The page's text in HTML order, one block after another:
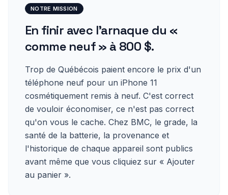
NOTRE MISSION
En finir avec l'arnaque du «
comme neuf » à 800 $.
Trop de Québécois paient encore le prix d'un
téléphone neuf pour un iPhone 11
cosmétiquement remis à neuf. C'est correct
de vouloir économiser, ce n'est pas correct
qu'on vous le cache. Chez BMC, le grade, la
santé de la batterie, la provenance et
l'historique de chaque appareil sont publics
avant même que vous cliquiez sur « Ajouter
au panier ».